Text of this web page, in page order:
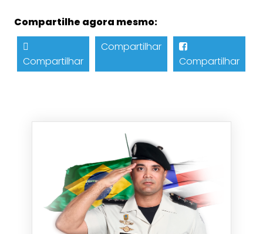
Compartilhe agora mesmo:
Compartilhar
Compartilhar
Compartilhar